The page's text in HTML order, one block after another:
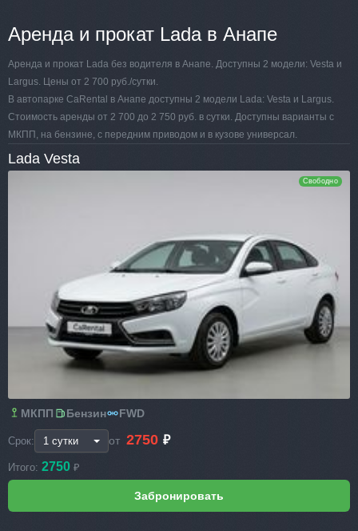
Аренда и прокат Lada в Анапе
Аренда и прокат Lada без водителя в Анапе. Доступны 2 модели: Vesta и
Largus. Цены от 2 700 руб./сутки.
В автопарке CaRental в Анапе доступны 2 модели Lada: Vesta и Largus.
Стоимость аренды от 2 700 до 2 750 руб. в сутки. Доступны варианты с
МКПП, на бензине, с передним приводом и в кузове универсал.
Lada Vesta
Свободно
МКПП Бензин FWD
Срок: от 2750 ₽
Итого: 2750 ₽